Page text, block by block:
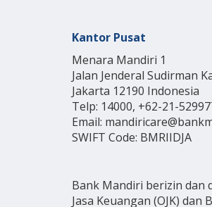
Kantor Pusat
Menara Mandiri 1
Jalan Jenderal Sudirman
Jakarta 12190 Indonesia
Telp: 14000, +62-21-
Email:
SWIFT Code: BMRIIDJA
Bank Mandiri berizin dan
Jasa Keuangan (OJK) dan